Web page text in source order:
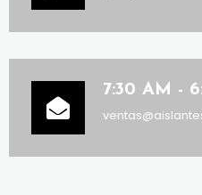
7:30 AM -